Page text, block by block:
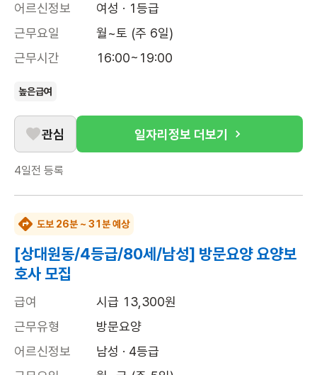
어르신정보
여성 · 1등급
근무요일
월~토 (주 6일)
근무시간
16:00~19:00
높은급여
관심 일자리정보 더보기
4일전 등록
도보 26분 ~ 31분 예상
[상대원동/4등급/80세/남성] 방문요양 요양보
호사 모집
급여
시급 13,300원
근무유형
방문요양
어르신정보
남성 · 4등급